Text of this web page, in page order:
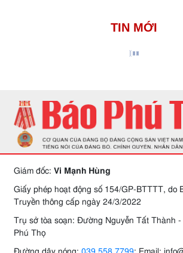
TIN MỚI
Giám đốc: Vi Mạnh Hùng
Giấy phép hoạt động số 154/GP-BTTTT, do
Truyền thông cấp ngày 24/3/2022
Trụ sở tòa soạn: Đường Nguyễn Tất Thành -
Phú Thọ